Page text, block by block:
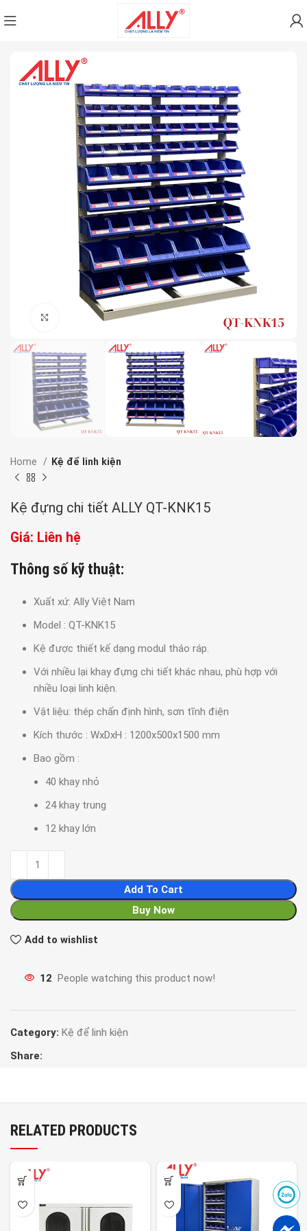
Click to enlarge
Home Kệ để linh kiện
Kệ đựng chi tiết ALLY QT-KNK15
Giá: Liên hệ
Thông số kỹ thuật:
Xuất xứ: Ally Việt Nam
Model : QT-KNK15
Kệ được thiết kế dạng modul tháo ráp.
Với nhiều lại khay đựng chi tiết khác nhau, phù hợp với
nhiều loại linh kiện.
Vật liệu: thép chấn định hình, sơn tĩnh điện
Kích thước : WxDxH : 1200x500x1500 mm
Bao gồm :
40 khay nhỏ
24 khay trung
12 khay lớn
Add To Cart
Buy Now
Add to wishlist
12 People watching this product now!
Category: Kệ để linh kiện
Share:
RELATED PRODUCTS